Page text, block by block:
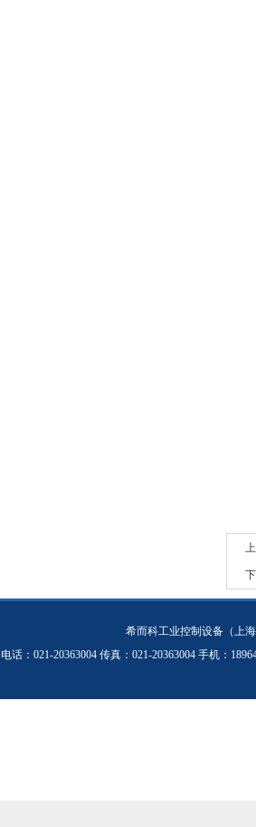
希而科工业控制设备（上
电话：021-20363004 传真：021-20363004 手机：